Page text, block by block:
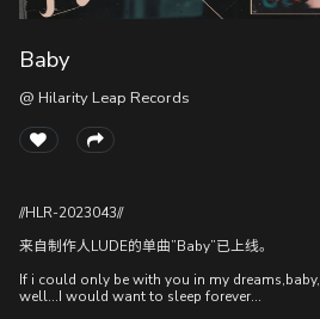
随
听
听
Baby
@ Hilarity Leap Records
//HLR-2023043//
来自制作人LUDE的单曲”Baby”已上线。
If i could only be with you in my dreams,baby,
well…I would want to sleep forever…